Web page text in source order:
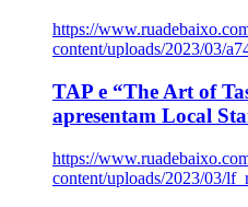
https://
content/uploads/2023/03/
TAP e “The Art of
apresentam Local
https://
content/uploads/2023/03/